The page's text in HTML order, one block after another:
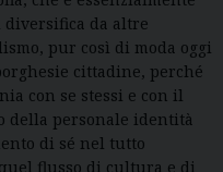
diversifica da altre
pur così di moda oggi
cittadine, perché
con se stessi e con il
della personale identità
di sé nel tutto
flusso di cultura e di